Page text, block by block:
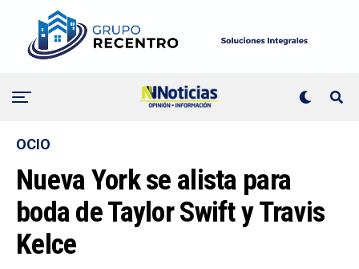
OCIO
Nueva York se alista para
boda de Taylor Swift y Travis
Kelce